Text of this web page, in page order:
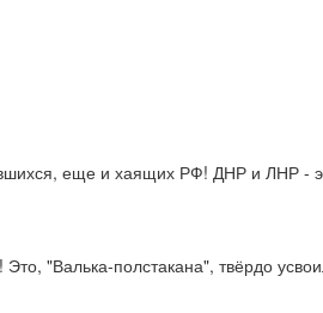
еще и хаящих РФ! ДНР и ЛНР -
Это, "Валька-полстакана", твёрдо